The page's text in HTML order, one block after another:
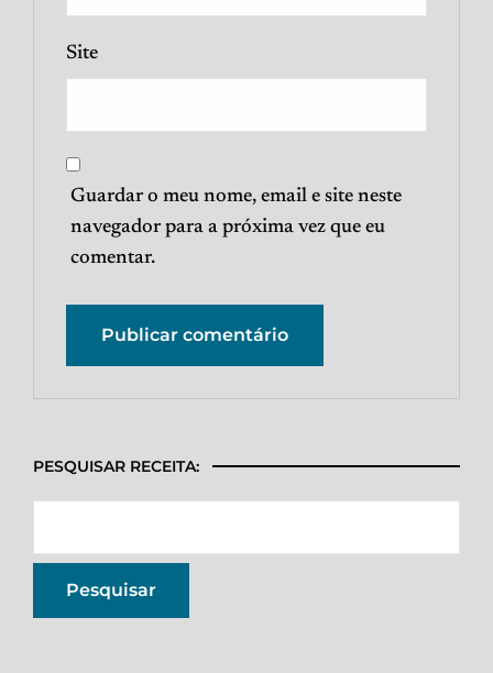
Site
Guardar o meu nome, email e site neste
navegador para a próxima vez que eu
comentar.
PESQUISAR RECEITA: